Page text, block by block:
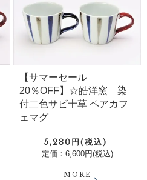
【サマーセール
20％OFF】☆皓洋窯 染
付二色サビ十草 ペアカフ
ェマグ
5,280円(税込)
定価：6,600円(税込)
MORE